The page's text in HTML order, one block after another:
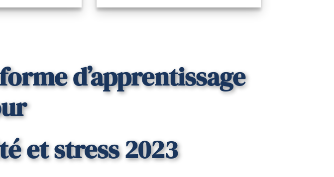
d’apprentissage
et stress 2023